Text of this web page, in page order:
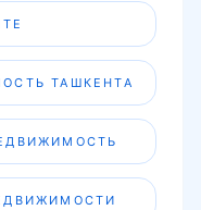
ТАШКЕНТА